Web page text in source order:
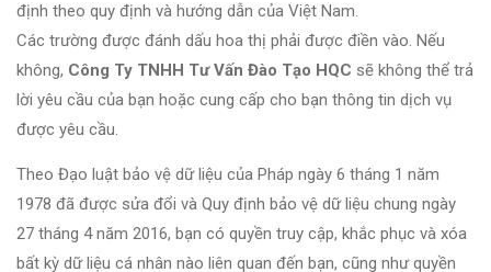
định theo quy định và hướng dẫn của Việt Nam.
Các trường được đánh dấu hoa thị phải được điền vào. Nếu
không, Công Ty TNHH Tư Vấn Đào Tạo HQC sẽ không thể trả
lời yêu cầu của bạn hoặc cung cấp cho bạn thông tin dịch vụ
được yêu cầu.
Theo Đạo luật bảo vệ dữ liệu của Pháp ngày 6 tháng 1 năm
1978 đã được sửa đổi và Quy định bảo vệ dữ liệu chung ngày
27 tháng 4 năm 2016, bạn có quyền truy cập, khắc phục và xóa
bất kỳ dữ liệu cá nhân nào liên quan đến bạn, cũng như quyền